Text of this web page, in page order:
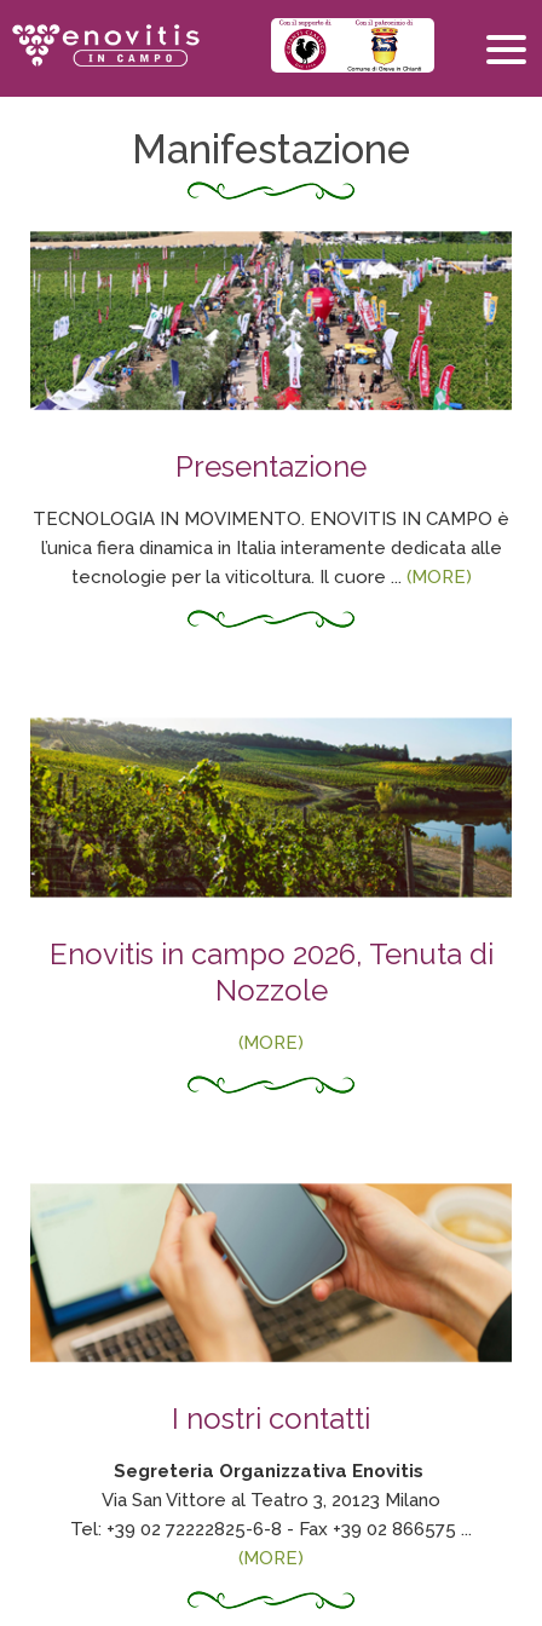
Manifestazione
Presentazione
TECNOLOGIA IN MOVIMENTO. ENOVITIS IN CAMPO è
l’unica fiera dinamica in Italia interamente dedicata alle
tecnologie per la viticoltura. Il cuore ... (MORE)
Enovitis in campo 2026, Tenuta di
Nozzole
(MORE)
I nostri contatti
Segreteria Organizzativa Enovitis
Via San Vittore al Teatro 3, 20123 Milano
Tel: +39 02 72222825-6-8 - Fax +39 02 866575 ...
(MORE)